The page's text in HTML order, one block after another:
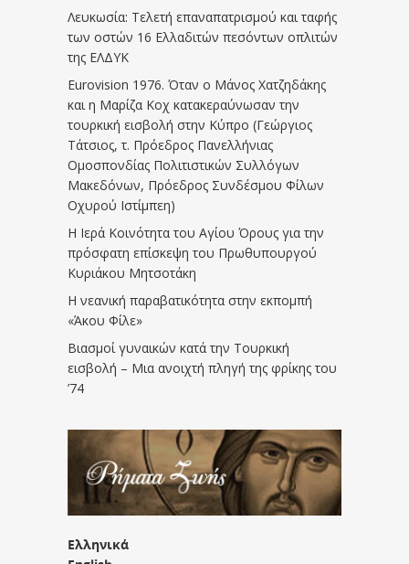
Λευκωσία: Τελετή επαναπατρισμού και ταφής
των οστών 16 Ελλαδιτών πεσόντων οπλιτών
της ΕΛΔΥΚ
Eurovision 1976. Όταν ο Μάνος Χατζηδάκης
και η Μαρίζα Κοχ κατακεραύνωσαν την
τουρκική εισβολή στην Κύπρο (Γεώργιος
Τάτσιος, τ. Πρόεδρος Πανελλήνιας
Ομοσπονδίας Πολιτιστικών Συλλόγων
Μακεδόνων, Πρόεδρος Συνδέσμου Φίλων
Οχυρού Ιστίμπεη)
Η Ιερά Κοινότητα του Αγίου Όρους για την
πρόσφατη επίσκεψη του Πρωθυπουργού
Κυριάκου Μητσοτάκη
Η νεανική παραβατικότητα στην εκπομπή
«Άκου Φίλε»
Βιασμοί γυναικών κατά την Τουρκική
εισβολή – Μια ανοιχτή πληγή της φρίκης του
’74
Ελληνικά